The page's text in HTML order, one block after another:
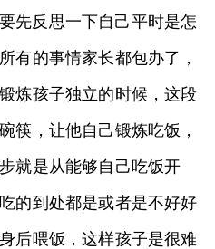
先反思一下自己平时是怎
有的事情家长都包办了，
炼孩子独立的时候，这段
筷，让他自己锻炼吃饭，
就是从能够自己吃饭开
的到处都是或者是不好好
后喂饭，这样孩子是很难